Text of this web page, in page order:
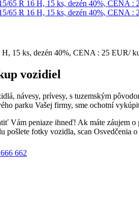
15 ks, dezén 40%, CENA : 25 EUR/
vozidiel
návesy, prívesy, s tuzemským
parku Vašej firmy, sme ochotní
Vám peniaze ihneď! Ak máte záujem
pošlete fotky vozidla, scan Osvedčenia
662